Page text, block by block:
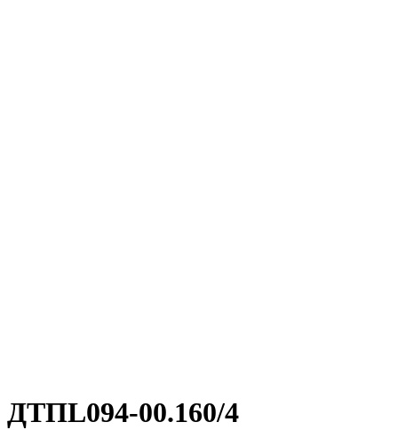
ДТПL094-00.160/4